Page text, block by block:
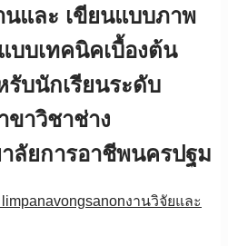
และ เขียนแบบภาพ
บบเทคนิคเบื้องต้น
รับนักเรียนระดับ
ขาวิชาช่าง
ลัยการอาชีพนครปฐม
งานวิจัยและ